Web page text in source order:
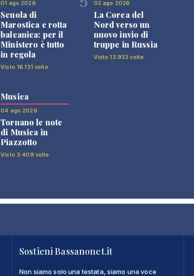
01 ago 2026
Scuola di
Marostica e rotta
balcanica: per il
Ministero è tutto
in regola
Visto 16.131 volte
02 ago 2026
La Corea del
Nord verso un
nuovo invio di
truppe in Russia
Visto 13.933 volte
Musica
04 ago 2026
Tornano le note
di Musica in
Piazzotto
Visto 3.409 volte
Sostieni Bassanonet.it
Non siamo solo una testata, siamo una voce